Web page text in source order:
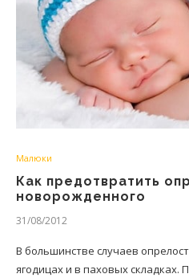
Малюки
Как предотвратить
новорожденного
31/08/2012
В большинстве случаев
ягодицах и в паховых складках.